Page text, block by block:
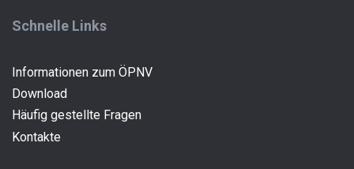
Schnelle Links
Informationen zum ÖPNV
Download
Häufig gestellte Fragen
Kontakte